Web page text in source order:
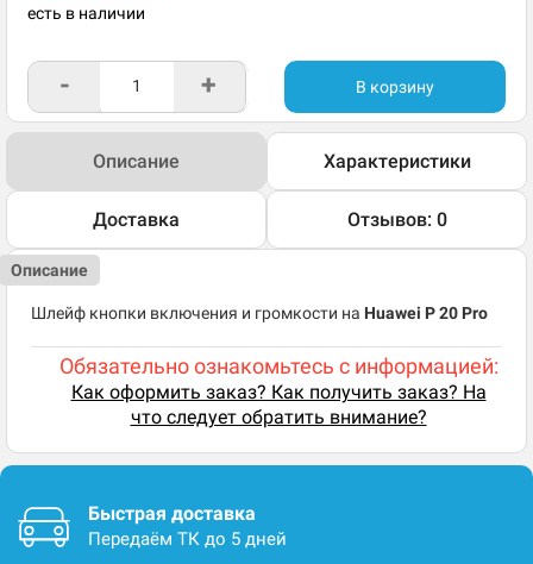
есть в наличии
- + В корзину
Описание Характеристики
Доставка Отзывов: 0
Описание
Шлейф кнопки включения и громкости на Huawei P 20 Pro
Обязательно ознакомьтесь с информацией:
Как оформить заказ? Как получить заказ? На
что следует обратить внимание?
Быстрая доставка
Передаём ТК до 5 дней